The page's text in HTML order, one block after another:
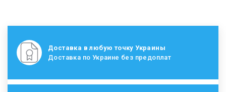
Доставка в любую точку Украины
Доставка по Украине без предоплат